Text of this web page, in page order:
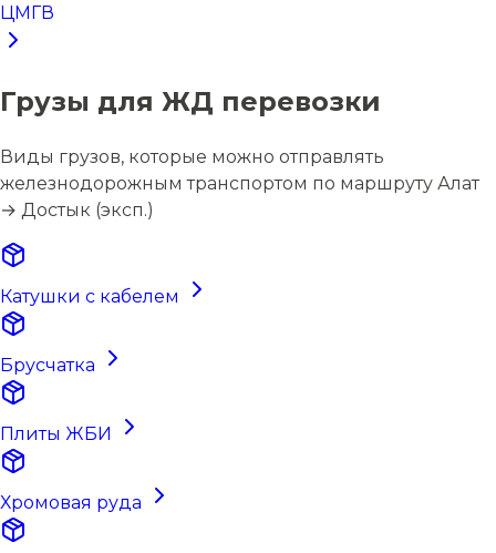
ЦМГВ
Грузы для ЖД перевозки
Виды грузов, которые можно отправлять
железнодорожным транспортом по маршруту Алат
→ Достык (эксп.)
Катушки с кабелем
Брусчатка
Плиты ЖБИ
Хромовая руда